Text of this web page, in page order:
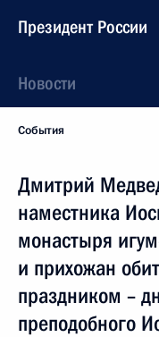
Президент России
Новости
События
Дмитрий
наместника
монастыря
и прихожан
праздником –
преподобного